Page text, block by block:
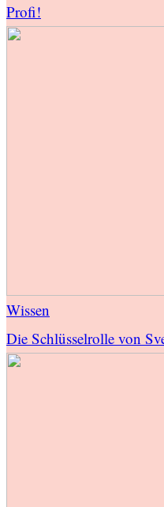
Profi!
Wissen
Die Schlüsselrolle von